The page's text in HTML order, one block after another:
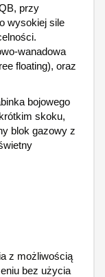
przy
wysokiej sile
wanadowa
floating), oraz
bojowego
skoku,
blok gazowy z
z możliwością
bez użycia